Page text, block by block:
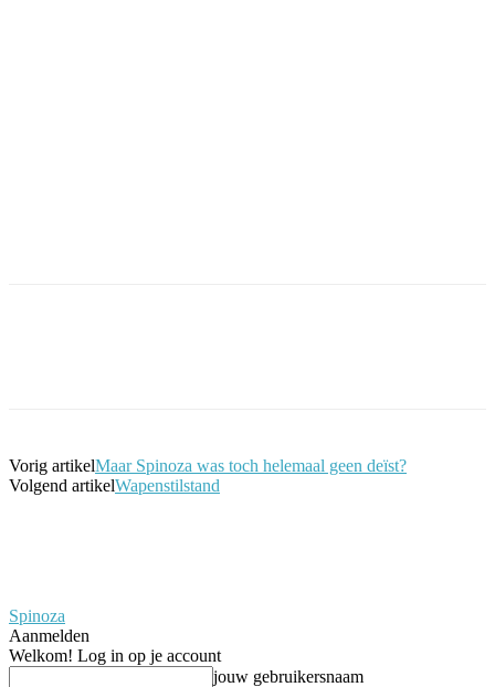
Vorig artikelMaar Spinoza was toch helemaal geen deïst?
Volgend artikelWapenstilstand
Spinoza
Aanmelden
Welkom! Log in op je account
jouw gebruikersnaam